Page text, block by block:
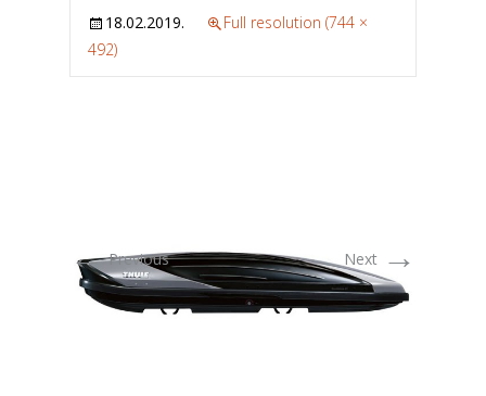
18.02.2019.
Full resolution (744 ×
492)
←Previous Next →